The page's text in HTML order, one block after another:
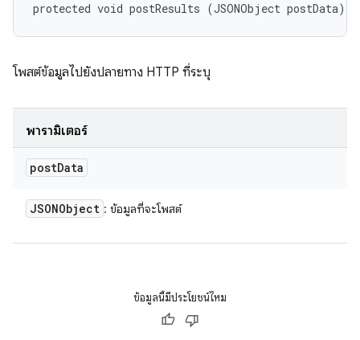
protected void postResults (JSONObject postData)
โพสต์ข้อมูลไปยังปลายทาง HTTP ที่ระบุ
พารามิเตอร์
postData
JSONObject : ข้อมูลที่จะโพสต์
ข้อมูลนี้มีประโยชน์ไหม